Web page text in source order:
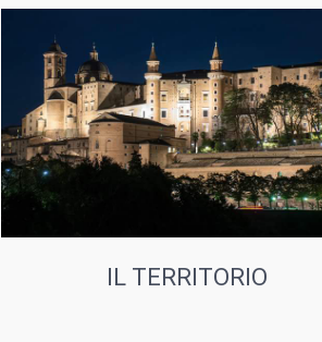
IL TERRITORIO